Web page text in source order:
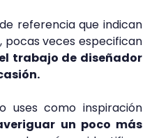
referencia que indican
pocas veces especifican
trabajo de diseñador
uses como inspiración
un poco más